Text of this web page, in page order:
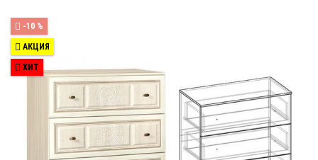
-10 %
АКЦИЯ
ХИТ